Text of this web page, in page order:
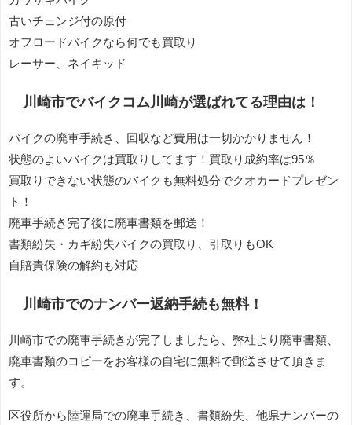
古いチェンジ付の原付
オフロードバイクなら何でも買取り
レーサー、ネイキッド
川崎市でバイクコム川崎が選ばれてる理由は！
バイクの廃車手続き、回収など費用は一切かかりません！
状態のよいバイクは買取りしてます！買取り成約率は95％
買取りできない状態のバイクも無料処分でクオカードプレゼン
ト！
廃車手続き完了後に廃車書類を郵送！
書類紛失・カギ紛失バイクの買取り、引取りもOK
自賠責保険の解約も対応
川崎市でのナンバー返納手続も無料！
川崎市での廃車手続きが完了しましたら、弊社より廃車書類、
廃車書類のコピーをお客様の自宅に無料で郵送させて頂きま
す。
区役所から陸運局での廃車手続き、書類紛失、他県ナンバーの